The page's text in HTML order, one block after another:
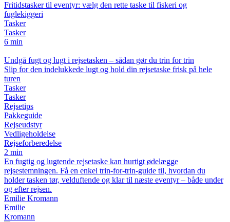
Fritidstasker til eventyr: vælg den rette taske til fiskeri og
fuglekiggeri
Tasker
Tasker
6 min
Undgå fugt og lugt i rejsetasken – sådan gør du trin for trin
Slip for den indelukkede lugt og hold din rejsetaske frisk på hele
turen
Tasker
Tasker
Rejsetips
Pakkeguide
Rejseudstyr
Vedligeholdelse
Rejseforberedelse
2 min
En fugtig og lugtende rejsetaske kan hurtigt ødelægge
rejsestemningen. Få en enkel trin-for-trin-guide til, hvordan du
holder tasken tør, velduftende og klar til næste eventyr – både under
og efter rejsen.
Emilie Kromann
Emilie
Kromann